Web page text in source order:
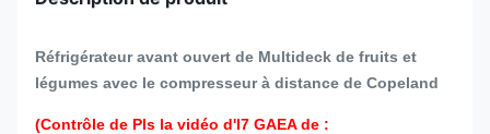
Réfrigérateur avant ouvert de Multideck de fruits et
légumes avec le compresseur à distance de Copeland
(Contrôle de Pls la vidéo d'I7 GAEA de :